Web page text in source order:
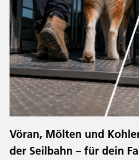
Vöran, Mölten und
der Seilbahn – für dein